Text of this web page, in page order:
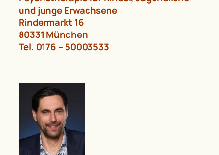
und junge Erwachsene
Rindermarkt 16
80331 München
Tel. 0176 – 50003533